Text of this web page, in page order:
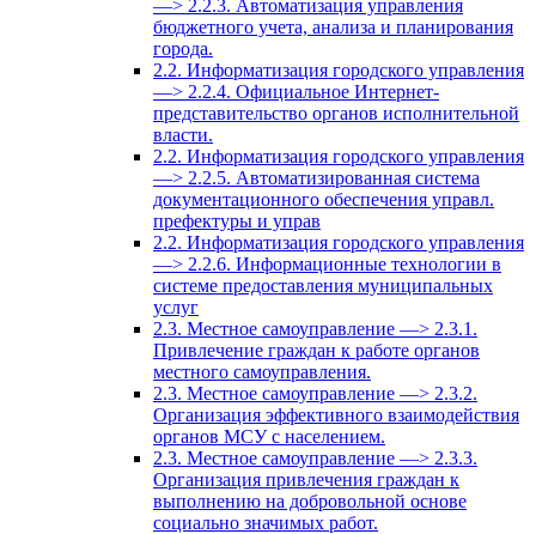
—> 2.2.3. Автоматизация управления
бюджетного учета, анализа и планирования
города.
2.2. Информатизация городского управления
—> 2.2.4. Официальное Интернет-
представительство органов исполнительной
власти.
2.2. Информатизация городского управления
—> 2.2.5. Автоматизированная система
документационного обеспечения управл.
префектуры и управ
2.2. Информатизация городского управления
—> 2.2.6. Информационные технологии в
системе предоставления муниципальных
услуг
2.3. Местное самоуправление —> 2.3.1.
Привлечение граждан к работе органов
местного самоуправления.
2.3. Местное самоуправление —> 2.3.2.
Организация эффективного взаимодействия
органов МСУ с населением.
2.3. Местное самоуправление —> 2.3.3.
Организация привлечения граждан к
выполнению на добровольной основе
социально значимых работ.